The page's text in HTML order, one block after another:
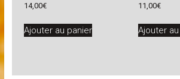
14,00€
Ajouter au panier
11,00€
Ajouter